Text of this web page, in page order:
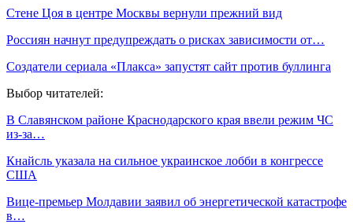
Стене Цоя в центре Москвы вернули прежний вид
Россиян начнут предупреждать о рисках зависимости от…
Создатели сериала «Плакса» запустят сайт против буллинга
Выбор читателей:
В Cлавянском районе Краснодарского края ввели режим ЧС
из-за…
Кнайсль указала на сильное украинское лобби в конгрессе
США
Вице-премьер Молдавии заявил об энергетической катастрофе
в…